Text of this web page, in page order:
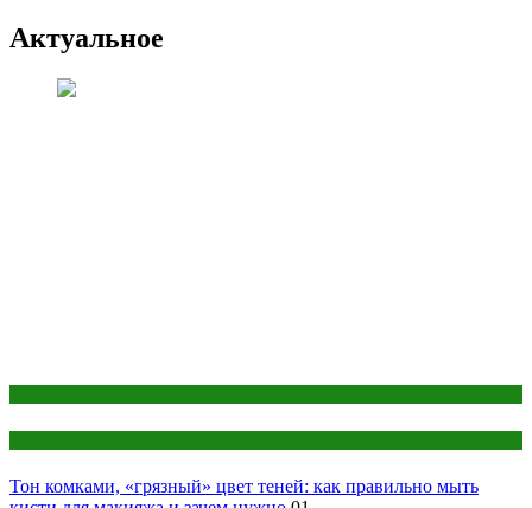
Актуальное
Тон комками, «грязный» цвет теней: как правильно мыть